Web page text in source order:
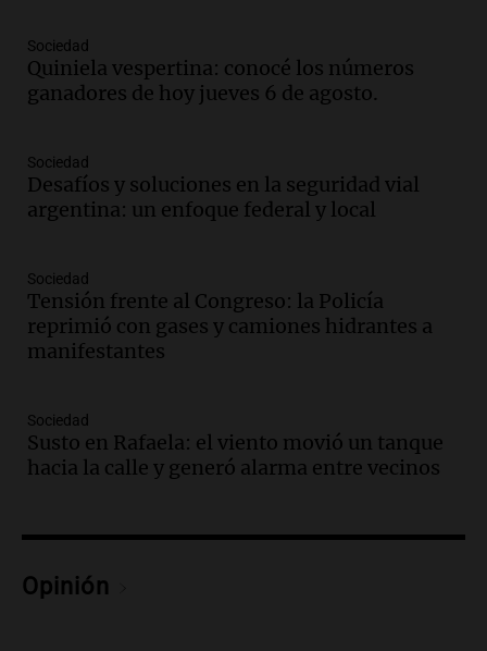
para modificar proyecto de propiedad
privada en el Senado Nacional
Panorama Federal
contrato entre cooperativa argentina y
Huawei en Neuquén
Panorama Federal
Audio.
la presencia de 70.000 bolivianos en la
provincia y su integración
Panorama Federal
recordó su paso por Perú: "Nos decía
siempre: ''Difundan el milagro''"
Viva la Radio
Audio.Santa Fe, segunda provincia con
de Casa del Encuentro
Sociedad
Quiniela vespertina: conocé los números
ganadores de hoy jueves 6 de agosto.
Sociedad
Desafíos y soluciones en la seguridad vial
argentina: un enfoque federal y local
Sociedad
Tensión frente al Congreso: la Policía
reprimió con gases y camiones hidrantes a
manifestantes
Sociedad
Susto en Rafaela: el viento movió un tanque
hacia la calle y generó alarma entre vecinos
Opinión